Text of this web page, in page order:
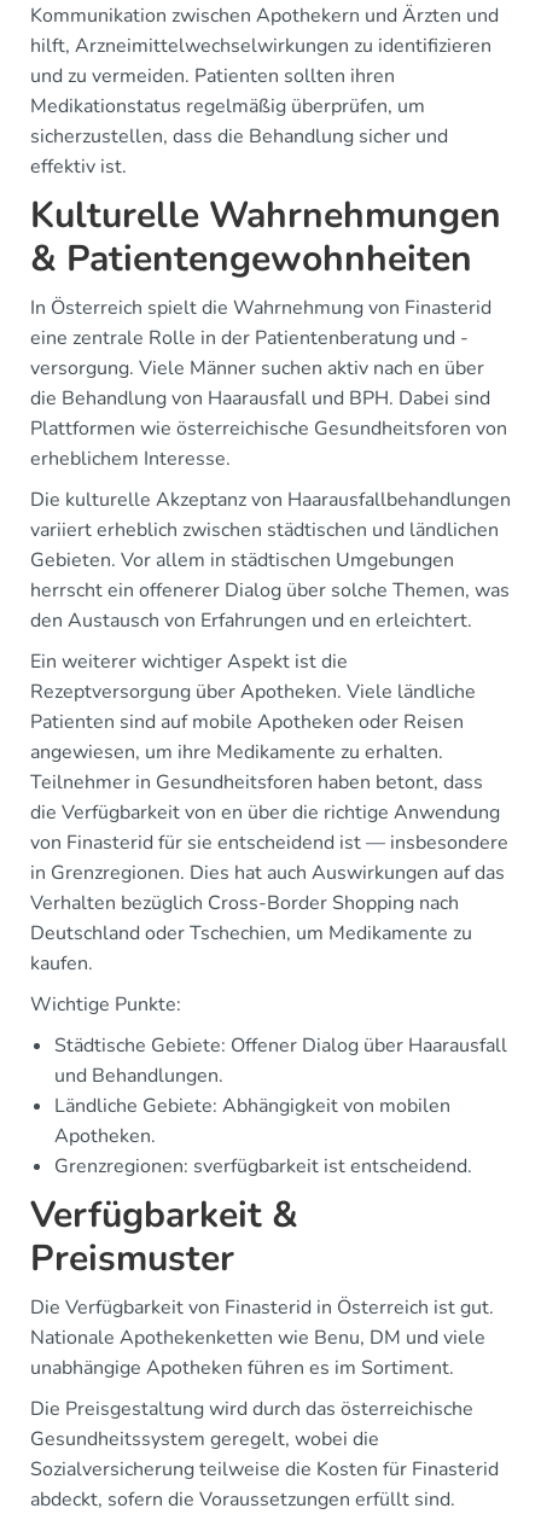
Kommunikation zwischen Apothekern und Ärzten und
hilft, Arzneimittelwechselwirkungen zu identifizieren
und zu vermeiden. Patienten sollten ihren
Medikationstatus regelmäßig überprüfen, um
sicherzustellen, dass die Behandlung sicher und
effektiv ist.
Kulturelle Wahrnehmungen
& Patientengewohnheiten
In Österreich spielt die Wahrnehmung von Finasterid
eine zentrale Rolle in der Patientenberatung und -
versorgung. Viele Männer suchen aktiv nach en über
die Behandlung von Haarausfall und BPH. Dabei sind
Plattformen wie österreichische Gesundheitsforen von
erheblichem Interesse.
Die kulturelle Akzeptanz von Haarausfallbehandlungen
variiert erheblich zwischen städtischen und ländlichen
Gebieten. Vor allem in städtischen Umgebungen
herrscht ein offenerer Dialog über solche Themen, was
den Austausch von Erfahrungen und en erleichtert.
Ein weiterer wichtiger Aspekt ist die
Rezeptversorgung über Apotheken. Viele ländliche
Patienten sind auf mobile Apotheken oder Reisen
angewiesen, um ihre Medikamente zu erhalten.
Teilnehmer in Gesundheitsforen haben betont, dass
die Verfügbarkeit von en über die richtige Anwendung
von Finasterid für sie entscheidend ist — insbesondere
in Grenzregionen. Dies hat auch Auswirkungen auf das
Verhalten bezüglich Cross-Border Shopping nach
Deutschland oder Tschechien, um Medikamente zu
kaufen.
Wichtige Punkte:
Städtische Gebiete: Offener Dialog über Haarausfall
und Behandlungen.
Ländliche Gebiete: Abhängigkeit von mobilen
Apotheken.
Grenzregionen: sverfügbarkeit ist entscheidend.
Verfügbarkeit &
Preismuster
Die Verfügbarkeit von Finasterid in Österreich ist gut.
Nationale Apothekenketten wie Benu, DM und viele
unabhängige Apotheken führen es im Sortiment.
Die Preisgestaltung wird durch das österreichische
Gesundheitssystem geregelt, wobei die
Sozialversicherung teilweise die Kosten für Finasterid
abdeckt, sofern die Voraussetzungen erfüllt sind.